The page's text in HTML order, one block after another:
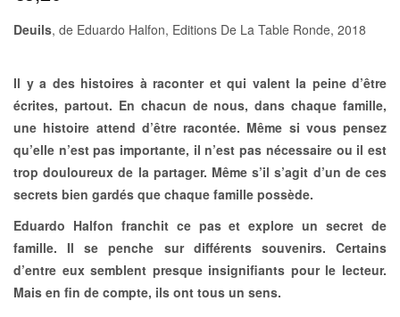
Deuils, de Eduardo Halfon, Editions De La Table Ronde, 2018
Il y a des histoires à raconter et qui valent la peine d’être
écrites, partout. En chacun de nous, dans chaque famille,
une histoire attend d’être racontée. Même si vous pensez
qu’elle n’est pas importante, il n’est pas nécessaire ou il est
trop douloureux de la partager. Même s’il s’agit d’un de ces
secrets bien gardés que chaque famille possède.
Eduardo Halfon franchit ce pas et explore un secret de
famille. Il se penche sur différents souvenirs. Certains
d’entre eux semblent presque insignifiants pour le lecteur.
Mais en fin de compte, ils ont tous un sens.